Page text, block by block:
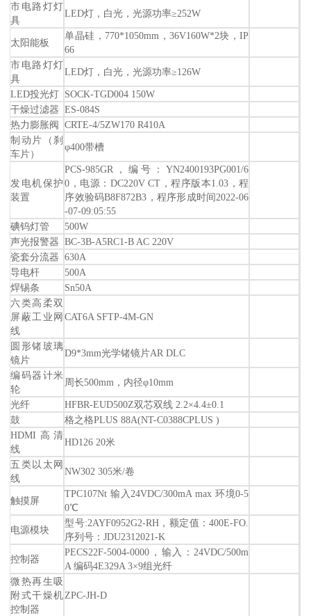
市电路灯灯
具
LED灯，白光，光源功率≥252W
太阳能板
单晶硅，770*1050mm，36V160W*2块，IP
66
市电路灯灯
具
LED灯，白光，光源功率≥126W
LED投光灯 SOCK-TGD004 150W
干燥过滤器 ES-084S
热力膨胀阀 CRTE-4/5ZW170 R410A
制动片（刹
车片）
φ400带槽
发电机保护
装置
PCS-985GR，编号：YN2400193PG001/6
0，电源：DC220V CT，程序版本1.03，程
序效验码B8F872B3，程序形成时间2022-06
-07-09:05:55
碘钨灯管
500W
声光报警器 BC-3B-A5RC1-B AC 220V
瓷套分流器 630A
导电杆
500A
焊锡条
Sn50A
六类高柔双
屏蔽工业网
线
CAT6A SFTP-4M-GN
圆形锗玻璃
镜片
D9*3mm光学锗镜片AR DLC
编码器计米
轮
周长500mm，内径φ10mm
光纤
HFBR-EUD500Z双芯双线 2.2×4.4±0.1
鼓
格之格PLUS 88A(NT-C0388CPLUS )
HDMI高清
线
HD126 20米
五类以太网
线
NW302 305米/卷
触摸屏
TPC107Nt 输入24VDC/300mA max 环境0-5
0℃
电源模块
型号:2AYF0952G2-RH，额定值：400E-FO.
序列号：JDU2312021-K
控制器
PECS22F-5004-0000，输入：24VDC/500m
A 编码4E329A 3×9组光纤
微热再生吸
附式干燥机
控制器
ZPC-JH-D